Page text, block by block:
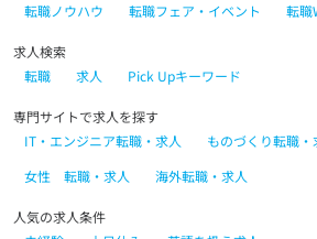
転職ノウハウ
転職フェア・イベント 転職
求人検索
転職
求人 Pick Upキーワード
専門サイトで求人を探す
IT・エンジニア転職・求人
ものづくり転職・
女性 転職・求人
海外転職・求人
人気の求人条件